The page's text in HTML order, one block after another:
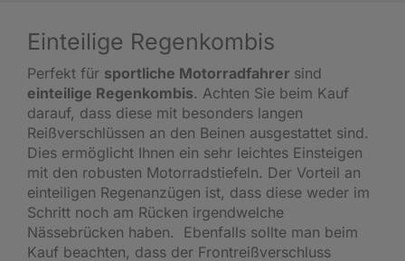
Einteilige Regenkombis
Perfekt für sportliche Motorradfahrer sind
einteilige Regenkombis. Achten Sie beim Kauf
darauf, dass diese mit besonders langen
Reißverschlüssen an den Beinen ausgestattet sind.
Dies ermöglicht Ihnen ein sehr leichtes Einsteigen
mit den robusten Motorradstiefeln. Der Vorteil an
einteiligen Regenanzügen ist, dass diese weder im
Schritt noch am Rücken irgendwelche
Nässebrücken haben. Ebenfalls sollte man beim
Kauf beachten, dass der Frontreißverschluss